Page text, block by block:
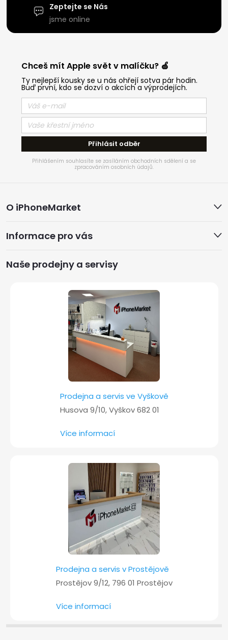
Zeptejte se Nás
jsme online
Chceš mít Apple svět v malíčku? 🍏
Ty nejlepší kousky se u nás ohřejí sotva pár hodin.
Buď první, kdo se dozví o akcích a výprodejích.
Přihlásit odběr
Přihlášením souhlasíte se zasíláním obchodních sdělení a se
zpracováním osobních údajů.
á
p
a
O iPhoneMarket
Informace pro vás
Naše prodejny a servisy
Prodejna a servis ve Vyškově
Husova 9/10, Vyškov 682 01
Více informací
Prodejna a servis v Prostějově
Prostějov 9/12, 796 01 Prostějov
Více informací